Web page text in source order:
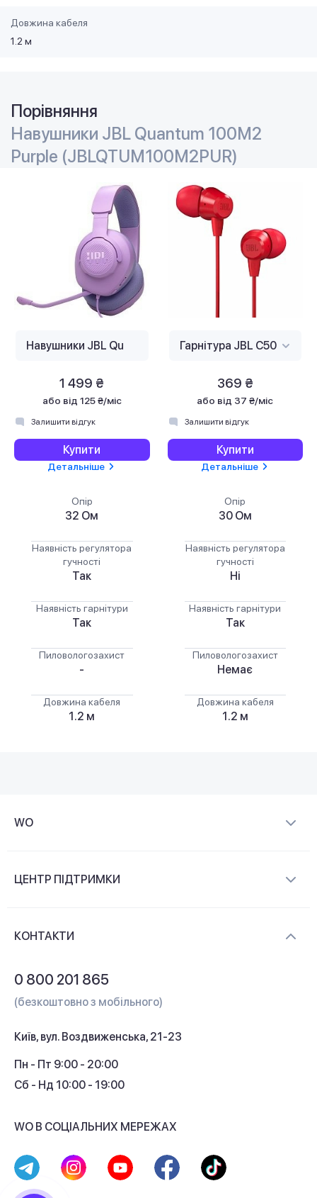
Довжина кабеля
1.2 м
Порівняння
Навушники JBL Quantum 100M2
Purple (JBLQTUM100M2PUR)
1 499 ₴
або від 125 ₴/міс
Залишити відгук
Купити
Детальніше
Опір
32 Ом
Наявність регулятора
гучності
Так
Наявність гарнітури
Так
Пиловологозахист
-
Довжина кабеля
1.2 м
369 ₴
або від 37 ₴/міс
Залишити відгук
Купити
Детальніше
Опір
30 Ом
Наявність регулятора
гучності
Ні
Наявність гарнітури
Так
Пиловологозахист
Немає
Довжина кабеля
1.2 м
WO
Контакти
ЦЕНТР ПІДТРИМКИ
Кешбек
КОНТАКТИ
0 800 201 865
(безкоштовно з мобільного)
Київ, вул. Воздвиженська, 21-23
Пн - Пт 9:00 - 20:00
Сб - Нд 10:00 - 19:00
WO В СОЦІАЛЬНИХ МЕРЕЖАХ